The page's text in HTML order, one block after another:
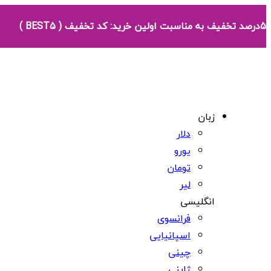
5درصد تخفیف به مناسبت اولین خرید: کد تخفیف ( BEST5 )
زبان
دلار
یورو
تومان
لیر
انگلیسی
فرانسوی
اسپانیایی
چینی